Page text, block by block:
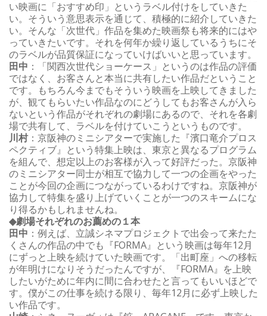
い映画に「おすすめ印」というラベル付けをしていきた
い。そういう意思表示を通じて、積極的に紹介していきた
い。そんな「次世代」作品を集めた映画祭も将来的にはや
っていきたいです。それを何年か繰り返しているうちにそ
のラベルが品質保証になっていけばいいと思っています。
田中 ：「関西次世代ショーケース」というのは作品の評価
ではなく、お客さんと本当に共有したい作品だということ
です。もちろん今までもそういう映画を上映してきました
が、観てもらいたい作品なのにどうしてもお客さんが入ら
ないという作品がそれぞれの劇場にあるので、それを各劇
場で共有して、ラベルを付けていこうというものです。
川村：京阪神のミニシアターで実施した『濱口竜介プロス
ペクティブ』という特集上映は、東京と異なるプログラム
を組んで、想定以上のお客様が入って好評だった。京阪神
のミニシアター同士が相互で協力して一つの企画をやった
ことが今回の企画につながっているわけですね。京阪神が
協力して特集を盛り上げていくことが一つのスキームにな
り得るかもしれませんね。
◆劇場それぞれのお薦めの１本
田中 ：例えば、立誠シネマプロジェクトで出会って来たた
くさんの作品の中でも『FORMA』という映画は毎年12月
にずっと上映を続けていた映画です。「出町座」への移転
が年明けになりそうだったんですが、『FORMA』を上映
したいがために年内に間に合わせたと言ってもいいほどで
す。僕がこの仕事を続ける限り、毎年12月に必ず上映した
い作品です。